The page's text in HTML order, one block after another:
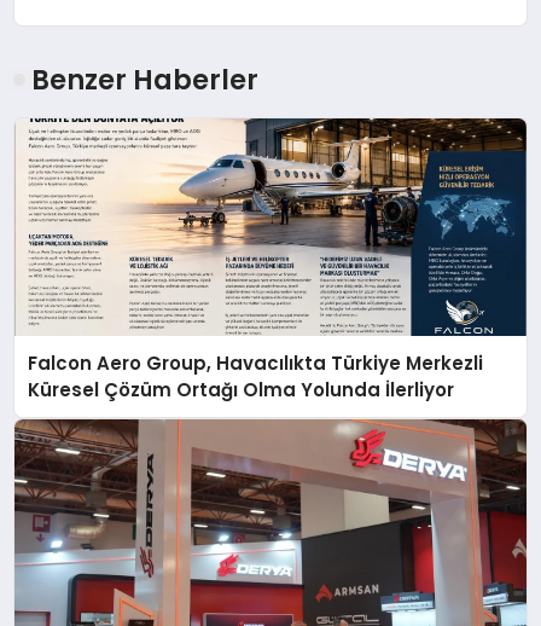
Benzer Haberler
Falcon Aero Group, Havacılıkta Türkiye Merkezli
Küresel Çözüm Ortağı Olma Yolunda İlerliyor